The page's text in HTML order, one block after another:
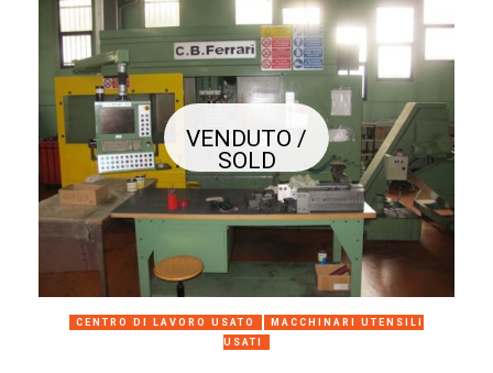
VENDUTO /
SOLD
CENTRO DI LAVORO USATO
MACCHINARI UTENSILI
USATI